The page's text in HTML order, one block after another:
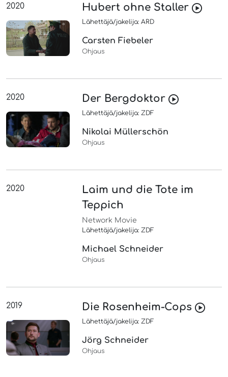
2020 Hubert ohne Staller
Lähettäjä/jakelija: ARD
Carsten Fiebeler
Ohjaus
2020 Der Bergdoktor
Lähettäjä/jakelija: ZDF
Nikolai Müllerschön
Ohjaus
2020
Laim und die Tote im
Teppich
Network Movie
Lähettäjä/jakelija: ZDF
Michael Schneider
Ohjaus
2019 Die Rosenheim-Cops
Lähettäjä/jakelija: ZDF
Jörg Schneider
Ohjaus